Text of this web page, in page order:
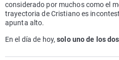
considerado por muchos como el
trayectoria de Cristiano es
apunta alto.
En el día de hoy,solo uno de los